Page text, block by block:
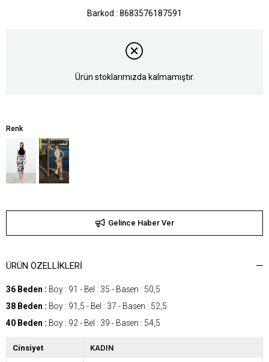
Barkod : 8683576187591
Ürün stoklarımızda kalmamıştır.
Renk
Gelince Haber Ver
ÜRÜN ÖZELLIKLERI
36 Beden : Boy : 91 - Bel : 35 - Basen : 50,5
38 Beden : Boy : 91,5 - Bel : 37 - Basen : 52,5
40 Beden : Boy : 92 - Bel : 39 - Basen : 54,5
Cinsiyet KADIN